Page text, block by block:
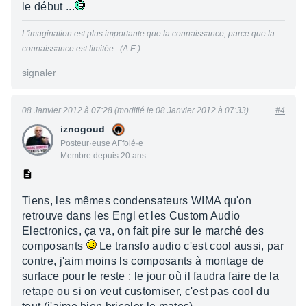
le début ...
L'imagination est plus importante que la connaissance, parce que la
connaissance est limitée. (A.E.)
signaler
iznogoud
Posteur·euse AFfolé·e
Membre depuis 20 ans
08 Janvier 2012 à 07:28 (modifié le 08 Janvier 2012 à 07:33) #4
Tiens, les mêmes condensateurs WIMA qu'on
retrouve dans les Engl et les Custom Audio
Electronics, ça va, on fait pire sur le marché des
composants
Le transfo audio c'est cool aussi, par
contre, j'aim moins ls composants à montage de
surface pour le reste : le jour où il faudra faire de la
retape ou si on veut customiser, c'est pas cool du